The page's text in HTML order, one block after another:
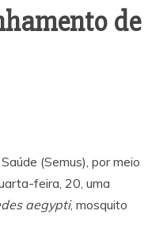
de
(Semus), por meio
feira, 20, uma
aegypti, mosquito